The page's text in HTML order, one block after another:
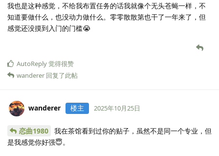
我也是这种感觉，不给我布置任务的话我就像个无头苍蝇一样，不
知道要做什么，也没动力做什么。零零散散第也干了一年来了，但
感觉还没摸到入门的门槛😭
AutoReply觉得很赞
wanderer 回复了此帖
wanderer 楼主 2025年10月25日
恋曲1980
我在茶馆看到过你的贴子，虽然不是同一个专业，但
是我感觉你好强😇。